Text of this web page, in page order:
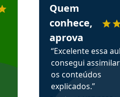
Quem
conhece,
aprova
“Excelente essa
consegui
os conteúdos
explicados.”